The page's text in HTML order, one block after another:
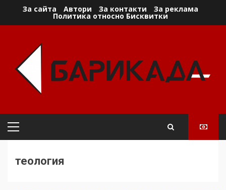
За сайта Автори За контакти За реклама
Политика относно Бисквитки
Primary
теология